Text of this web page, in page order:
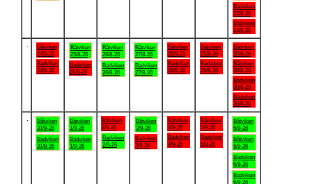
Badviken
23/8-26
Badviken
23/8-26
Båtviken
24/8-26
Badviken
24/8-26
Båtviken
25/8-26
Badviken
25/8-26
Båtviken
26/8-26
Badviken
26/8-26
Båtviken
27/8-26
Badviken
27/8-26
Båtviken
28/8-26
Badviken
28/8-26
Båtviken
29/8-26
Badviken
29/8-26
Båtviken
30/8-26
Båtviken
30/8-26
Badviken
30/8-26
Badviken
30/8-26
Båtviken
31/8-26
Badviken
31/8-26
Båtviken
1/9-26
Badviken
1/9-26
Båtviken
2/9-26
Badviken
2/9-26
Båtviken
3/9-26
Badviken
3/9-26
Båtviken
4/9-26
Badviken
4/9-26
Båtviken
5/9-26
Badviken
5/9-26
Båtviken
6/9-26
Båtviken
6/9-26
Badviken
6/9-26
Badviken
6/9-26